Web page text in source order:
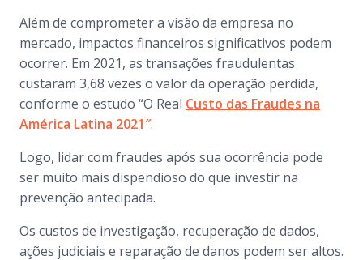
Além de comprometer a visão da empresa no
mercado, impactos financeiros significativos podem
ocorrer. Em 2021, as transações fraudulentas
custaram 3,68 vezes o valor da operação perdida,
conforme o estudo “O Real Custo das Fraudes na
América Latina 2021″.
Logo, lidar com fraudes após sua ocorrência pode
ser muito mais dispendioso do que investir na
prevenção antecipada.
Os custos de investigação, recuperação de dados,
ações judiciais e reparação de danos podem ser altos.